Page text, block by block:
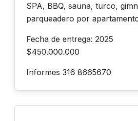
SPA, BBQ, sauna, turco,
parqueadero por
Fecha de entrega: 2025
$450.000.000
Informes 316 8665670